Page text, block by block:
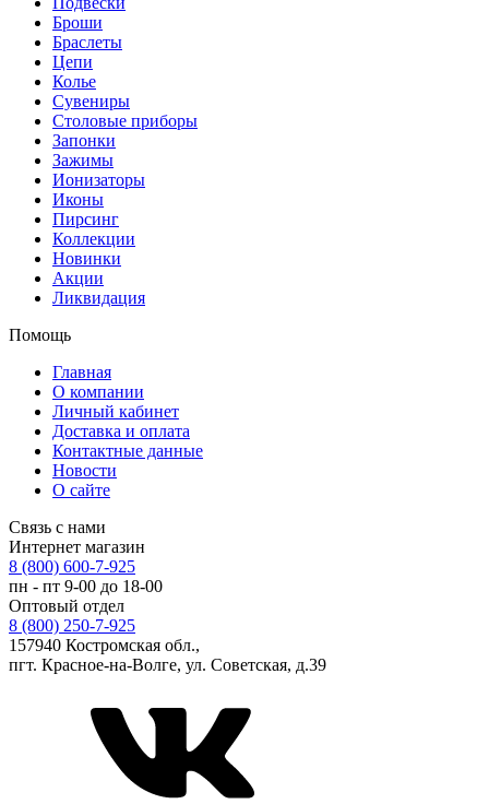
Броши
Браслеты
Цепи
Колье
Сувениры
Столовые приборы
Запонки
Зажимы
Ионизаторы
Иконы
Пирсинг
Коллекции
Новинки
Акции
Ликвидация
Помощь
Главная
О компании
Личный кабинет
Доставка и оплата
Контактные данные
Новости
О сайте
Связь с нами
Интернет магазин
8 (800) 600-7-925
пн - пт 9-00 до 18-00
Оптовый отдел
8 (800) 250-7-925
157940 Костромская обл.,
пгт. Красное-на-Волге, ул. Советская, д.39